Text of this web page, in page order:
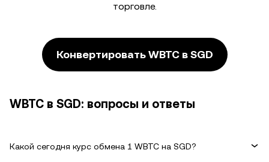
торговле.
Конвертировать WBTC в SGD
WBTC в SGD: вопросы и ответы
Какой сегодня курс обмена 1 WBTC на SGD?